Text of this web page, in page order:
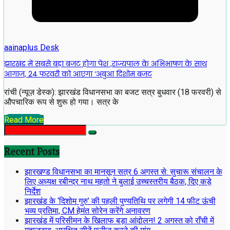
aainaplus Desk
झारखंड में सबसे बड़ा बजट होगा पेश ,राज्यपाल के अभिभाषण के साथ
आगाज, 24 फरवरी को आएगा ‘अबुआ दिशोम बजट
रांची (न्यूज़ डेस्क): झारखंड विधानसभा का बजट सत्र बुधवार (18 फरवरी) से
औपचारिक रूप से शुरू हो गया। सत्र के
Read More
Recent Posts
झारखण्ड विधानसभा का मानसून सत्र 6 अगस्त से: सुचारू संचालन के
लिए अध्यक्ष रबीन्द्र नाथ महतो ने बुलाई उच्चस्तरीय बैठक, दिए कड़े
निर्देश
झारखंड के ‘दिशोम गुरु’ की पहली पुण्यतिथि पर लगेगी 14 फीट ऊंची
भव्य प्रतिमा, CM हेमंत सोरेन करेंगे अनावरण
झारखंड में परिसीमन के खिलाफ बड़ा आंदोलन! 2 अगस्त को राँची में